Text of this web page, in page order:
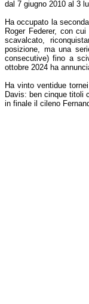
dal 7 giugno 2010 al 3
Ha occupato la
Roger Federer, con
scavalcato,
posizione, ma una
consecutive) fino a
ottobre 2024 ha
Ha vinto ventidue
Davis: ben cinque titoli
in finale il cileno